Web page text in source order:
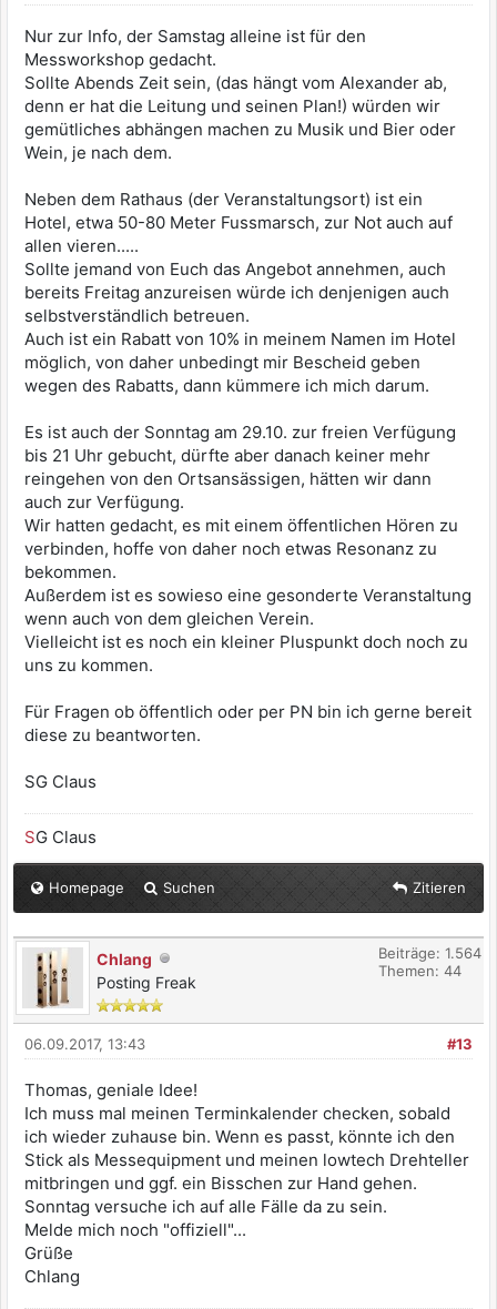
Nur zur Info, der Samstag alleine ist für den
Messworkshop gedacht.
Sollte Abends Zeit sein, (das hängt vom Alexander ab,
denn er hat die Leitung und seinen Plan!) würden wir
gemütliches abhängen machen zu Musik und Bier oder
Wein, je nach dem.
Neben dem Rathaus (der Veranstaltungsort) ist ein
Hotel, etwa 50-80 Meter Fussmarsch, zur Not auch auf
allen vieren.....
Sollte jemand von Euch das Angebot annehmen, auch
bereits Freitag anzureisen würde ich denjenigen auch
selbstverständlich betreuen.
Auch ist ein Rabatt von 10% in meinem Namen im Hotel
möglich, von daher unbedingt mir Bescheid geben
wegen des Rabatts, dann kümmere ich mich darum.
Es ist auch der Sonntag am 29.10. zur freien Verfügung
bis 21 Uhr gebucht, dürfte aber danach keiner mehr
reingehen von den Ortsansässigen, hätten wir dann
auch zur Verfügung.
Wir hatten gedacht, es mit einem öffentlichen Hören zu
verbinden, hoffe von daher noch etwas Resonanz zu
bekommen.
Außerdem ist es sowieso eine gesonderte Veranstaltung
wenn auch von dem gleichen Verein.
Vielleicht ist es noch ein kleiner Pluspunkt doch noch zu
uns zu kommen.
Für Fragen ob öffentlich oder per PN bin ich gerne bereit
diese zu beantworten.
SG Claus
SG Claus
Homepage Suchen Zitieren
Chlang
Posting Freak
Beiträge: 1.564
Themen: 44
#13
06.09.2017, 13:43
Thomas, geniale Idee!
Ich muss mal meinen Terminkalender checken, sobald
ich wieder zuhause bin. Wenn es passt, könnte ich den
Stick als Messequipment und meinen lowtech Drehteller
mitbringen und ggf. ein Bisschen zur Hand gehen.
Sonntag versuche ich auf alle Fälle da zu sein.
Melde mich noch "offiziell"...
Grüße
Chlang